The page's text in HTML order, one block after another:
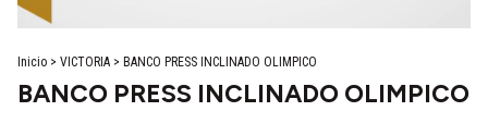
Inicio > VICTORIA > BANCO PRESS INCLINADO OLIMPICO
BANCO PRESS INCLINADO OLIMPICO